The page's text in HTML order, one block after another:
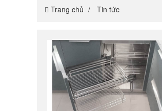
Trang chủ Tin tức